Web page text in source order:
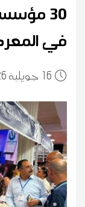
في
16 14:30 2026 جويلية